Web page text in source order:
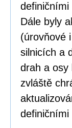
definičními
Dále byly
(úrovňové
silnicích a
drah a osy
zvláště
definičními